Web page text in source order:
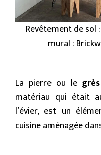
Revêtement de sol
mural :
La pierre ou le
matériau qui était
l’évier, est un
cuisine aménagée